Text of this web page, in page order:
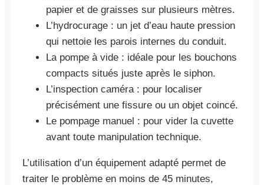
papier et de graisses sur plusieurs mètres.
L’hydrocurage : un jet d’eau haute pression
qui nettoie les parois internes du conduit.
La pompe à vide : idéale pour les bouchons
compacts situés juste après le siphon.
L’inspection caméra : pour localiser
précisément une fissure ou un objet coincé.
Le pompage manuel : pour vider la cuvette
avant toute manipulation technique.
L’utilisation d’un équipement adapté permet de
traiter le problème en moins de 45 minutes,